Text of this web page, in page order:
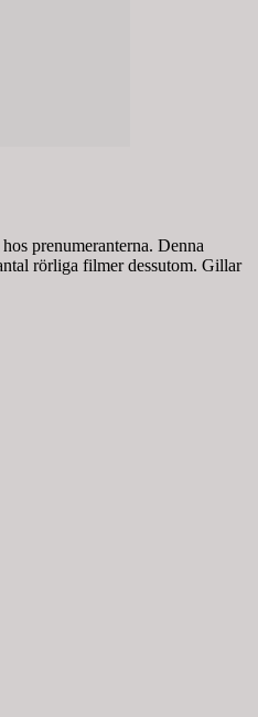
prenumeranterna. Denna
rörliga filmer dessutom. Gillar